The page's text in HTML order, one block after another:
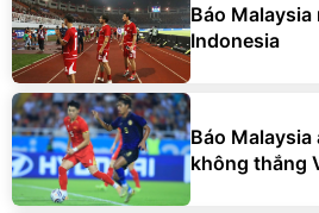
Báo Malaysia
Indonesia
Báo Malaysia
không thắng